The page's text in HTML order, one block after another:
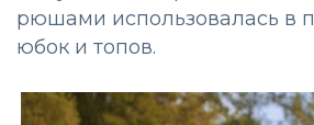
рюшами использовалась в
юбок и топов.